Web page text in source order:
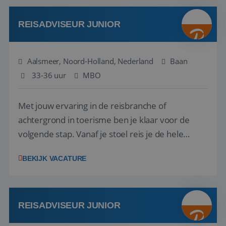
werken: of het nu gaat om vragen ...
REISADVISEUR JUNIOR
Aalsmeer, Noord-Holland, Nederland
Baan
33-36 uur
MBO
Met jouw ervaring in de reisbranche of
achtergrond in toerisme ben je klaar voor de
volgende stap. Vanaf je stoel reis je de hele
wensen van je team, je klant en wat er in de
klanten te overtuigen om die droomreis te
boeken! ...
BEKIJK VACATURE
REISADVISEUR JUNIOR